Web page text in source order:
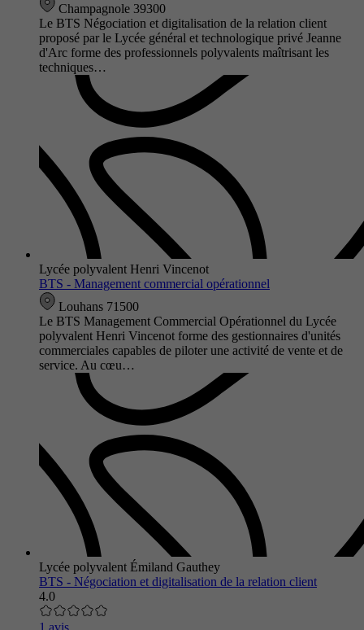
Champagnole 39300
Le BTS Négociation et digitalisation de la relation client
proposé par le Lycée général et technologique privé Jeanne
d'Arc forme des professionnels polyvalents maîtrisant les
techniques…
Lycée polyvalent Henri Vincenot
BTS - Management commercial opérationnel
Louhans 71500
Le BTS Management Commercial Opérationnel du Lycée
polyvalent Henri Vincenot forme des gestionnaires d'unités
commerciales capables de piloter une activité de vente et de
service. Au cœu…
Lycée polyvalent Émiland Gauthey
BTS - Négociation et digitalisation de la relation client
4.0
1 avis